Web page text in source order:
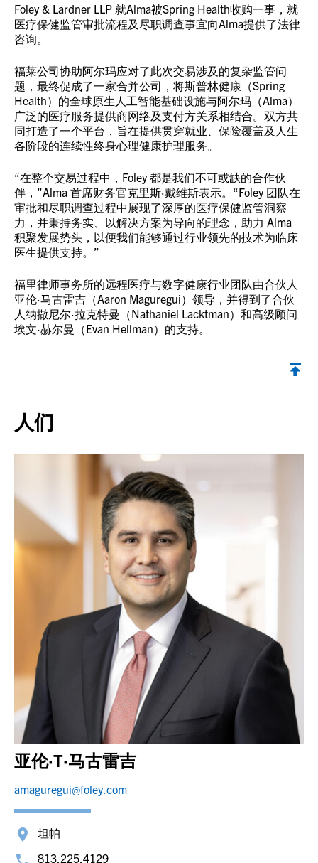
Foley & Lardner LLP 就Alma被Spring Health收购一事，就
医疗保健监管审批流程及尽职调查事宜向Alma提供了法律
咨询。
福莱公司协助阿尔玛应对了此次交易涉及的复杂监管问
题，最终促成了一家合并公司，将斯普林健康（Spring
Health）的全球原生人工智能基础设施与阿尔玛（Alma）
广泛的医疗服务提供商网络及支付方关系相结合。双方共
同打造了一个平台，旨在提供贯穿就业、保险覆盖及人生
各阶段的连续性终身心理健康护理服务。
“在整个交易过程中，Foley 都是我们不可或缺的合作伙
伴，”Alma 首席财务官克里斯·戴维斯表示。“Foley 团队在
审批和尽职调查过程中展现了深厚的医疗保健监管洞察
力，并秉持务实、以解决方案为导向的理念，助力 Alma
积聚发展势头，以便我们能够通过行业领先的技术为临床
医生提供支持。”
福里律师事务所的远程医疗与数字健康行业团队由合伙人
亚伦·马古雷吉（Aaron Maguregui）领导，并得到了合伙
人纳撒尼尔·拉克特曼（Nathaniel Lacktman）和高级顾问
埃文·赫尔曼（Evan Hellman）的支持。
人们
亚伦·T·马古雷吉
amaguregui@foley.com
坦帕
813.225.4129